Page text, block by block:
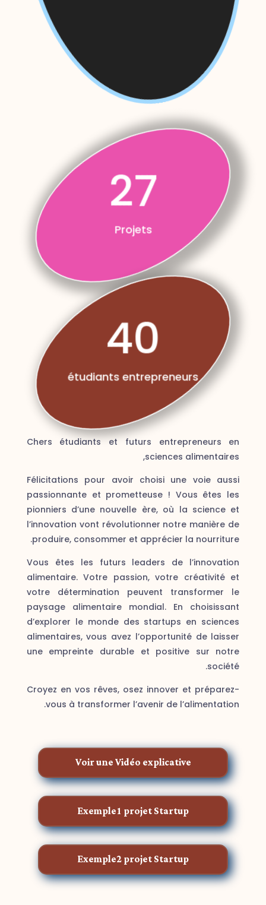
27
Projets
40
étudiants entrepreneurs
Chers étudiants et futurs entrepreneurs en
sciences alimentaires,
Félicitations pour avoir choisi une voie aussi
passionnante et prometteuse ! Vous êtes les
pionniers d’une nouvelle ère, où la science et
l’innovation vont révolutionner notre manière de
produire, consommer et apprécier la nourriture.
Vous êtes les futurs leaders de l’innovation
alimentaire. Votre passion, votre créativité et
votre détermination peuvent transformer le
paysage alimentaire mondial. En choisissant
d’explorer le monde des startups en sciences
alimentaires, vous avez l’opportunité de laisser
une empreinte durable et positive sur notre
société.
Croyez en vos rêves, osez innover et préparez-
vous à transformer l’avenir de l’alimentation.
Voir une Vidéo explicative
Exemple1 projet Startup
Exemple2 projet Startup